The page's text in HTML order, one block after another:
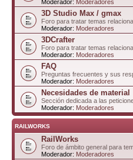
Moderador: Moderadores
3D Studio Max / gmax
Foro para tratar temas
Moderador: Moderadores
3DCrafter
Foro para tratar temas
Moderador: Moderadores
FAQ
Preguntas frecuentes y sus
Moderador: Moderadores
Necesidades de material
Sección dedicada a las
Moderador: Moderadores
RAILWORKS
RailWorks
Foro de ámbito general para
Moderador: Moderadores